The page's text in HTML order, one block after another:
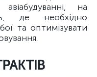
на
де необхідно
та оптимізувати